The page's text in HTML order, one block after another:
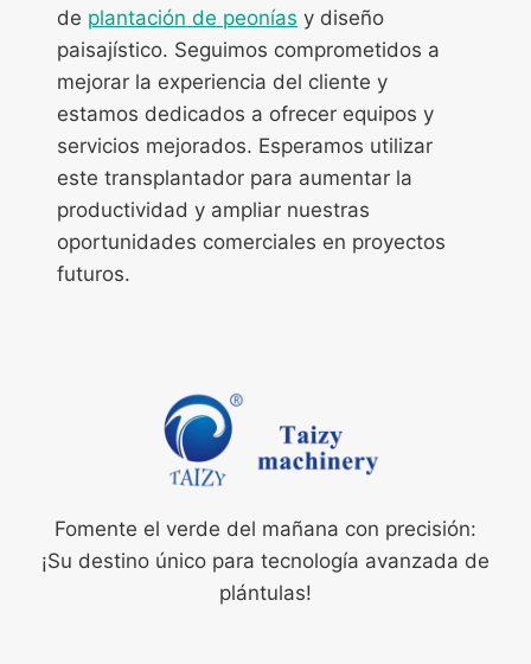
de plantación de peonías y diseño
paisajístico. Seguimos comprometidos a
mejorar la experiencia del cliente y
estamos dedicados a ofrecer equipos y
servicios mejorados. Esperamos utilizar
este transplantador para aumentar la
productividad y ampliar nuestras
oportunidades comerciales en proyectos
futuros.
Fomente el verde del mañana con precisión:
¡Su destino único para tecnología avanzada de
plántulas!